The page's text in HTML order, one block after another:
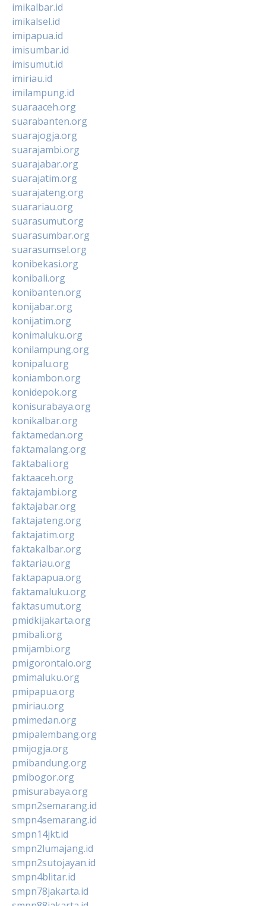
imikalbar.id
imikalsel.id
imipapua.id
imisumbar.id
imisumut.id
imiriau.id
imilampung.id
suaraaceh.org
suarabanten.org
suarajogja.org
suarajambi.org
suarajabar.org
suarajatim.org
suarajateng.org
suarariau.org
suarasumut.org
suarasumbar.org
suarasumsel.org
konibekasi.org
konibali.org
konibanten.org
konijabar.org
konijatim.org
konimaluku.org
konilampung.org
konipalu.org
koniambon.org
konidepok.org
konisurabaya.org
konikalbar.org
faktamedan.org
faktamalang.org
faktabali.org
faktaaceh.org
faktajambi.org
faktajabar.org
faktajateng.org
faktajatim.org
faktakalbar.org
faktariau.org
faktapapua.org
faktamaluku.org
faktasumut.org
pmidkijakarta.org
pmibali.org
pmijambi.org
pmigorontalo.org
pmimaluku.org
pmipapua.org
pmiriau.org
pmimedan.org
pmipalembang.org
pmijogja.org
pmibandung.org
pmibogor.org
pmisurabaya.org
smpn2semarang.id
smpn4semarang.id
smpn14jkt.id
smpn2lumajang.id
smpn2sutojayan.id
smpn4blitar.id
smpn78jakarta.id